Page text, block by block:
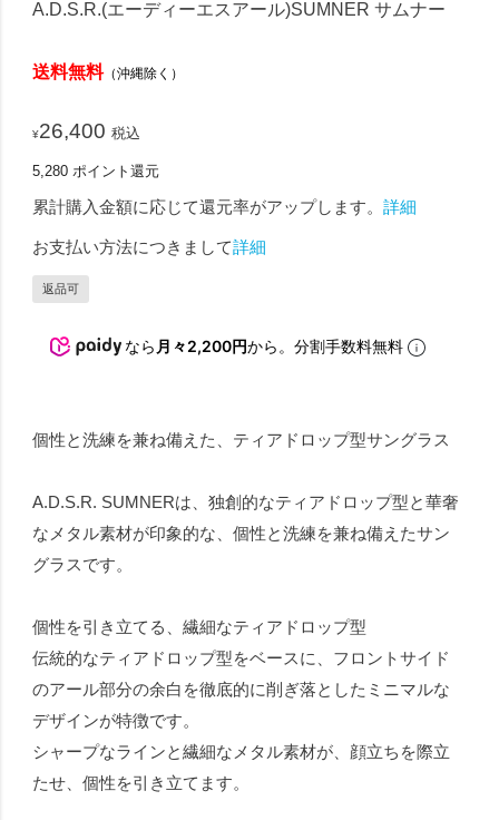
A.D.S.R.(エーディーエスアール)SUMNER サムナー
送料無料（沖縄除く）
¥26,400 税込
5,280 ポイント還元
累計購入金額に応じて還元率がアップします。詳細
お支払い方法につきまして詳細
返品可
なら 月々2,200円から。分割手数料無料
個性と洗練を兼ね備えた、ティアドロップ型サングラス
A.D.S.R. SUMNERは、独創的なティアドロップ型と華奢
なメタル素材が印象的な、個性と洗練を兼ね備えたサン
グラスです。
個性を引き立てる、繊細なティアドロップ型
伝統的なティアドロップ型をベースに、フロントサイド
のアール部分の余白を徹底的に削ぎ落としたミニマルな
デザインが特徴です。
シャープなラインと繊細なメタル素材が、顔立ちを際立
たせ、個性を引き立てます。